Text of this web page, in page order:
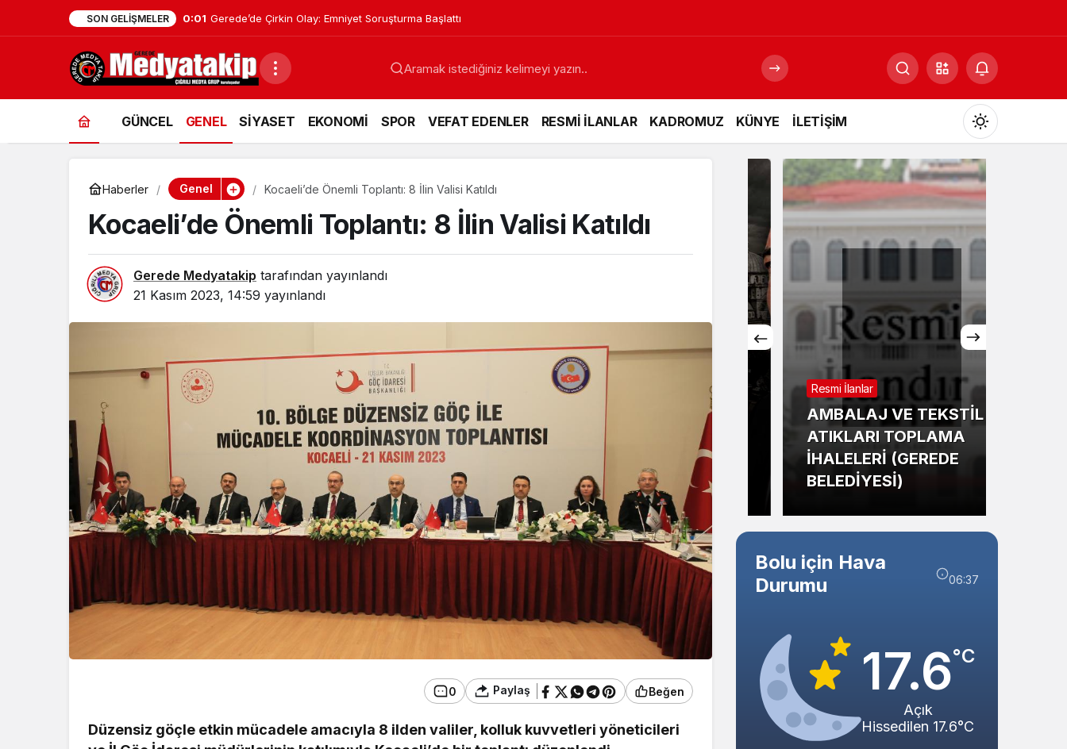
SON GELIŞMELER 0:01 Geredeli Tanınmış Siyasetçinin Acı Günü
GÜNCEL GENEL SİYASET EKONOMİ SPOR VEFAT EDENLER RESMİ İLANLAR KADROMUZ KÜNYE İLETİŞİM
Mod
değiştir
Gündüz Modu
Gece Modu
Gece modunu seçin.
Sistem Modu
Sistem modunu seçin.
Haberler Genel Kocaeli’de Önemli Toplantı: 8 İlin Valisi Katıldı
Kocaeli’de Önemli Toplantı: 8 İlin Valisi Katıldı
Gerede Medyatakip tarafından yayınlandı
21 Kasım 2023, 14:59 yayınlandı
0 Paylaş Beğen
Düzensiz göçle etkin mücadele amacıyla 8 ilden valiler, kolluk kuvvetleri yöneticileri
Güncel
Gerede’de Çirkin Olay:
Emniyet Soruşturma
Başlattı
Güncel
Geredeli Tanınmış
Siyasetçinin Acı Günü
Resmi İlanlar
AMBALAJ VE TEKSTİL
ATIKLARI TOPLAMA
İHALELERİ (GEREDE
BELEDİYESİ)
Bolu için Hava
Durumu
06:37
17.6°C
Açık
Hissedilen 17.6°C